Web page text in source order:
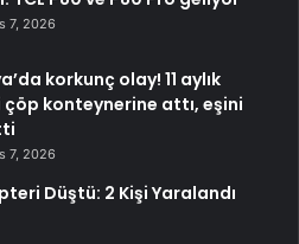
7, 2026
korkunç olay! 11 aylık
çöp konteynerine attı, eşini
7, 2026
Düştü: 2 Kişi Yaralandı